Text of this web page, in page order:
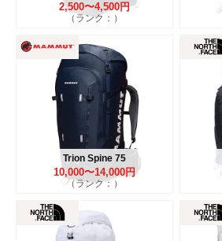
2,500〜4,500円
（ランク：）
Trion Spine 75
10,000〜14,000円
（ランク：）